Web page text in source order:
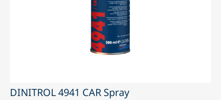
DINITROL 4941 CAR Spray